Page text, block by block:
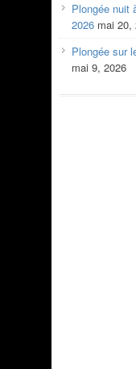
Plongée nuit
2026 mai 20,
Plongée sur
mai 9, 2026